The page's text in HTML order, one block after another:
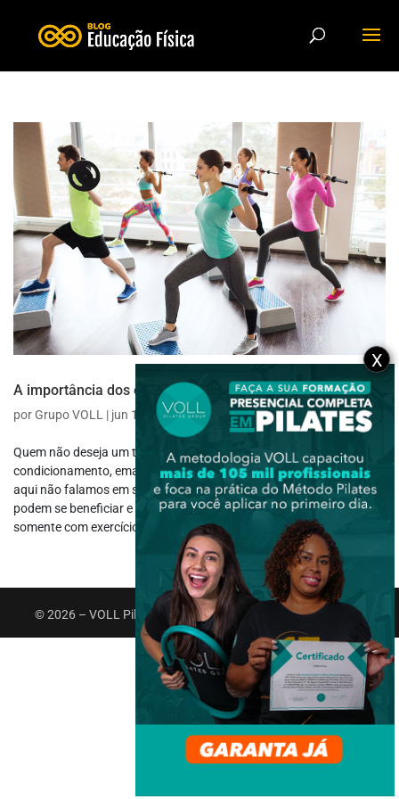
A importância dos exercícios aeróbicos para a saúde
porGrupo VOLL | jun 19, 2017|Saúde e Bem-estar
Quem não deseja um treinamento para melhorar o
condicionamento, emagrecer e de quebra ganhar mais saúde? E
aqui não falamos em ser um atleta de alto nível. Pessoas “normais”,
podem se beneficiar e muito através de um treinamento feito
somente com exercícios aeróbicos....
© 2026 – VOLL Pilates Group. Todos os direitos reservados.
X